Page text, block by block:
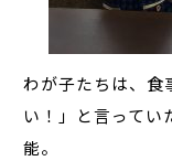
わが子たちは、食
い！」と言ってい
能。